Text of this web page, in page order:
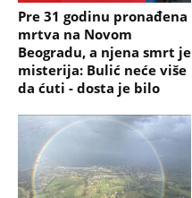
Pre 31 godinu pronađena
mrtva na Novom
Beogradu, a njena smrt je
misterija: Bulić neće više
da ćuti - dosta je bilo